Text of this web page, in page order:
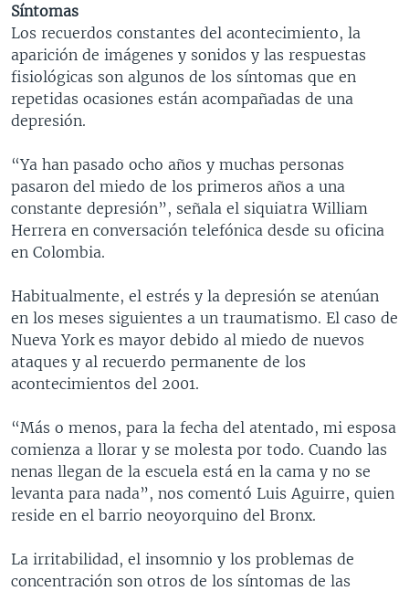
Síntomas
Los recuerdos constantes del acontecimiento, la
aparición de imágenes y sonidos y las respuestas
fisiológicas son algunos de los síntomas que en
repetidas ocasiones están acompañadas de una
depresión.
“Ya han pasado ocho años y muchas personas
pasaron del miedo de los primeros años a una
constante depresión”, señala el siquiatra William
Herrera en conversación telefónica desde su oficina
en Colombia.
Habitualmente, el estrés y la depresión se atenúan
en los meses siguientes a un traumatismo. El caso de
Nueva York es mayor debido al miedo de nuevos
ataques y al recuerdo permanente de los
acontecimientos del 2001.
“Más o menos, para la fecha del atentado, mi esposa
comienza a llorar y se molesta por todo. Cuando las
nenas llegan de la escuela está en la cama y no se
levanta para nada”, nos comentó Luis Aguirre, quien
reside en el barrio neoyorquino del Bronx.
La irritabilidad, el insomnio y los problemas de
concentración son otros de los síntomas de las